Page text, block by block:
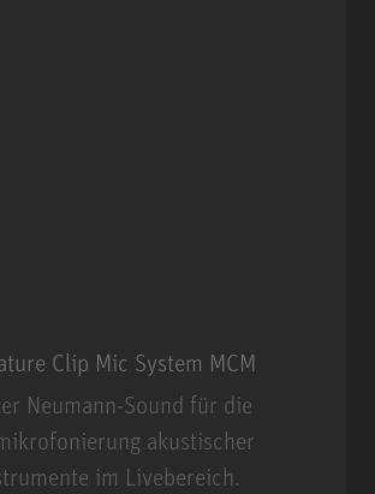
Clip Mic System MCM
Neumann-Sound für die
akustischer
im Livebereich.